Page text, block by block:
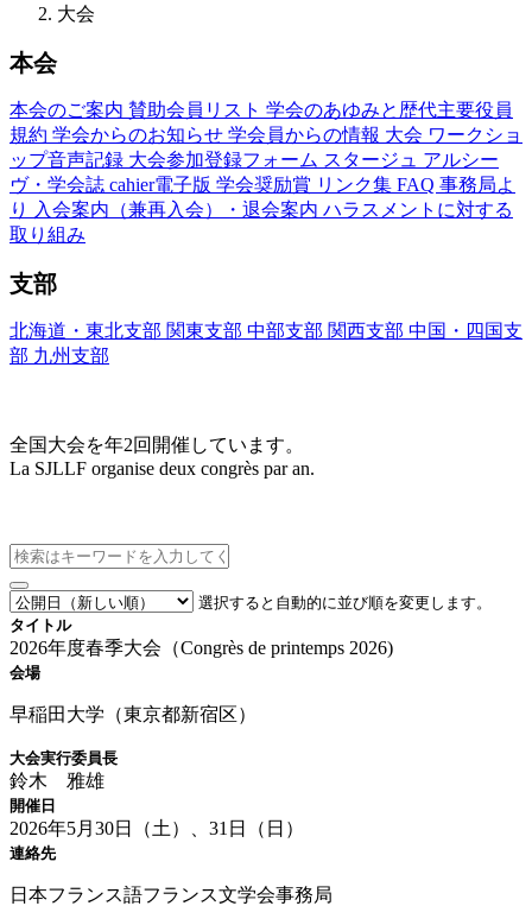
大会
本会
本会のご案内 賛助会員リスト 学会のあゆみと歴代主要役員
規約 学会からのお知らせ 学会員からの情報 大会 ワークショ
ップ音声記録 大会参加登録フォーム スタージュ アルシー
ヴ・学会誌 cahier電子版 学会奨励賞 リンク集 FAQ 事務局よ
り
入会案内（兼再入会）・退会案内 ハラスメントに対する
取り組み
支部
北海道・東北支部 関東支部 中部支部 関西支部 中国・四国支
部 九州支部
全国大会を年2回開催しています。
La SJLLF organise deux congrès par an.
選択すると自動的に並び順を変更します。
タイトル
2026年度春季大会（Congrès de printemps 2026)
会場
早稲田大学（東京都新宿区）
大会実行委員長
鈴木 雅雄
開催日
2026年5月30日（土）、31日（日）
連絡先
日本フランス語フランス文学会事務局